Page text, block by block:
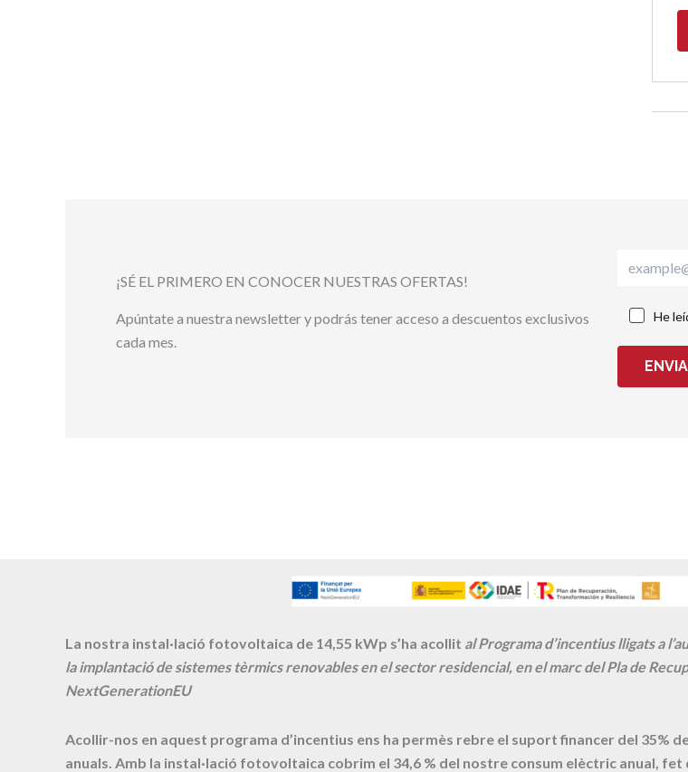
¡SÉ EL PRIMERO EN CONOCER NUESTRAS OFERTAS!
Apúntate a nuestra newsletter y podrás tener acceso a descuentos exclusivos
cada mes.
He
La nostra instal·lació fotovoltaica de 14,55 kWp s’ha acollit al Programa d’incentius lligats a
la implantació de sistemes tèrmics renovables en el sector residencial, en el marc del Pla de
NextGenerationEU
Acollir-nos en aquest programa d’incentius ens ha permès rebre el suport financer del 35%
anuals. Amb la instal·lació fotovoltaica cobrim el 34,6 % del nostre consum elèctric anual,